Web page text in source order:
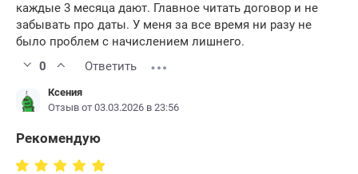
каждые 3 месяца дают. Главное читать договор и не
забывать про даты. У меня за все время ни разу не
было проблем с начислением лишнего.
0
Ответить
Ксения
Отзыв от 03.03.2026 в 23:56
Рекомендую